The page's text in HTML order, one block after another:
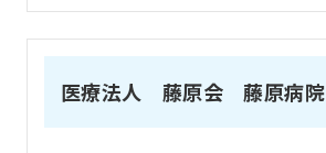
医療法人 藤原会 藤原病院